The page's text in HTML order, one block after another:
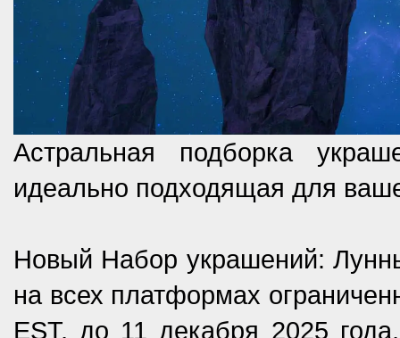
Астральная подборка
идеально подходящая для
Новый Набор украшений:
на всех платформах
EST, до 11 декабря 2025